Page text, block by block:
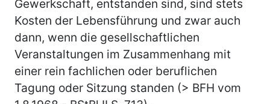
Gewerkschaft, entstanden sind, sind stets
Kosten der Lebensführung und zwar auch
dann, wenn die gesellschaftlichen
Veranstaltungen im Zusammenhang mit
einer rein fachlichen oder beruflichen
Tagung oder Sitzung standen (> BFH vom